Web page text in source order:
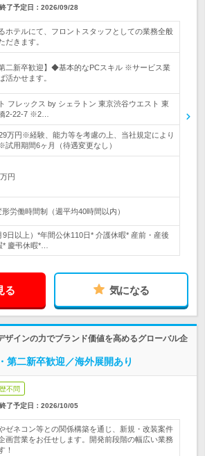
終了予定日： 2026/09/28
ホテルにて、フロントスタッフとしての業務全般
だきます。
第二新卒歓迎】◆基本的なPCスキル ※サービス業
活かせます。
フレックス by シェラトン 東京渋谷ウエスト 東
2-22-7 ※2…
万円※経験、能力等を考慮の上、当社規定により
用期間6ヶ月（待遇変更なし）
円
労働時間制（週平均40時間以内）
9日以上）*年間公休110日* 介護休暇* 産前・産後
* 慶弔休暇*…
る 気になる
ザインの力でブランド価値を高めるグローバル企
第二新卒歓迎／海外展開あり
不問
終了予定日： 2026/10/05
ゼネコン等との関係構築を通じ、新規・改装案件
画営業をお任せします。開発前段階の幅広い業務
！